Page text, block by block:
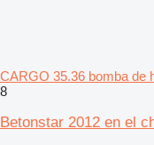
CARGO 35.36 bomba de
8
Betonstar 2012 en el